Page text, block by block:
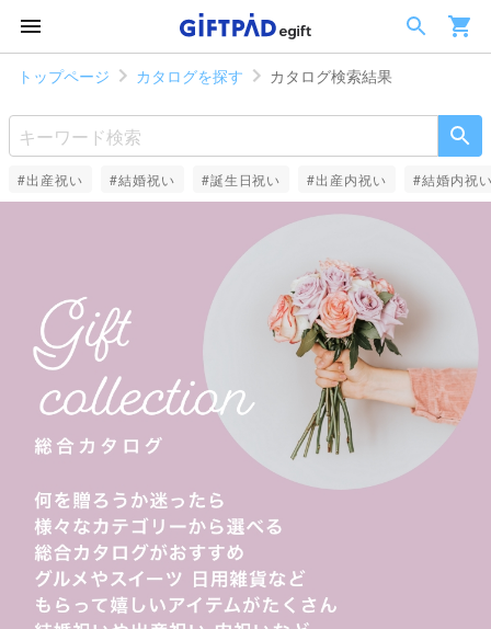
トップページ カタログを探す カタログ検索結果
#出産祝い #結婚祝い #誕生日祝い #出産内祝い #結婚内祝